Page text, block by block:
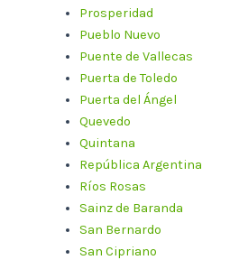
Prosperidad
Pueblo Nuevo
Puente de Vallecas
Puerta de Toledo
Puerta del Ángel
Quevedo
Quintana
República Argentina
Ríos Rosas
Sainz de Baranda
San Bernardo
San Cipriano